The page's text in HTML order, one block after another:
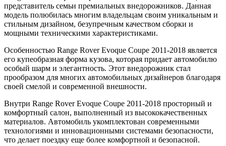
представитель семьи премиальных внедорожников. Данная
модель полюбилась многим владельцам своим уникальным и
стильным дизайном, безупречным качеством сборки и
мощными техническими характеристиками.
Особенностью Range Rover Evoque Coupe 2011-2018 является
его купеобразная форма кузова, которая придает автомобилю
особый шарм и элегантность. Этот внедорожник стал
прообразом для многих автомобильных дизайнеров благодаря
своей смелой и современной внешности.
Внутри Range Rover Evoque Coupe 2011-2018 просторный и
комфортный салон, выполненный из высококачественных
материалов. Автомобиль укомплектован современными
технологиями и инновационными системами безопасности,
что делает поездку еще более комфортной и безопасной.